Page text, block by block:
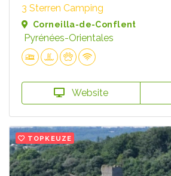
3 Sterren Camping
Corneilla-de-Conflent
Pyrénées-Orientales
Website
TOPKEUZE